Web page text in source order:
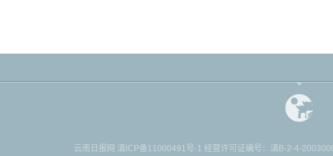
云南日报网 滇ICP备11000491号-1 经营许可证编号：滇B-2-4-